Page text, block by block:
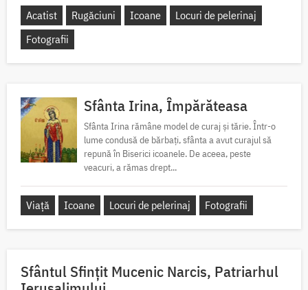
Acatist Rugăciuni Icoane
Locuri de pelerinaj
Fotografii
Sfânta Irina, Împărăteasa
Sfânta Irina rămâne model de curaj și tărie. Într-o
lume condusă de bărbați, sfânta a avut curajul să
repună în Biserici icoanele. De aceea, peste
veacuri, a rămas drept...
Viață Icoane Locuri de pelerinaj Fotografii
Sfântul Sfinţit Mucenic Narcis, Patriarhul